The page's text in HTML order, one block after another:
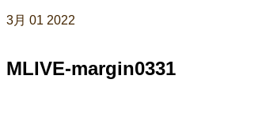
3月 01 2022
MLIVE-margin0331